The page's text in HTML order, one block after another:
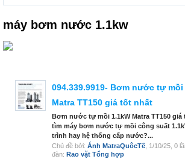
máy bơm nước 1.1kw
094.339.9919- Bơm nước tự mồi
Matra TT150 giá tốt nhất
Bơm nước tự mồi 1.1kW Matra TT150
tìm máy bơm nước tự mồi công suất
trình hay hệ thống cấp nước?...
Chủ đề bởi: Ánh MatraQuôcTế 1/10/25 , 0
đàn: Rao vặt Tổng hợp